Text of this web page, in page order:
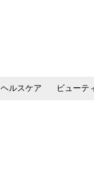
ヘルスケア ビューテ